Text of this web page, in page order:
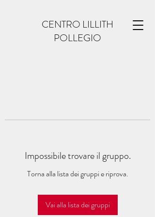
CENTRO LILLITH
POLLEGIO
Impossibile trovare il gruppo.
Torna alla lista dei gruppi e riprova.
Vai alla lista dei gruppi